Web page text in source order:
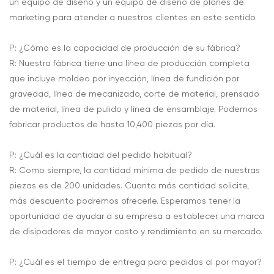
un equipo de diseño y un equipo de diseño de planes de
marketing para atender a nuestros clientes en este sentido.
P: ¿Cómo es la capacidad de producción de su fábrica?
R: Nuestra fábrica tiene una línea de producción completa
que incluye moldeo por inyección, línea de fundición por
gravedad, línea de mecanizado, corte de material, prensado
de material, línea de pulido y línea de ensamblaje. Podemos
fabricar productos de hasta 10,400 piezas por día.
P: ¿Cuál es la cantidad del pedido habitual?
R: Como siempre, la cantidad mínima de pedido de nuestras
piezas es de 200 unidades. Cuanta más cantidad solicite,
más descuento podremos ofrecerle. Esperamos tener la
oportunidad de ayudar a su empresa a establecer una marca
de disipadores de mayor costo y rendimiento en su mercado.
P: ¿Cuál es el tiempo de entrega para pedidos al por mayor?